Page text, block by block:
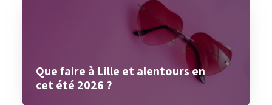
Que faire à Lille et alentours en
cet été 2026 ?